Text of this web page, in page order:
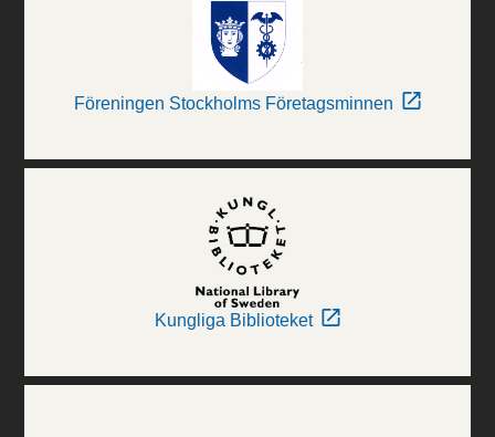
Föreningen Stockholms Företagsminnen
Kungliga Biblioteket